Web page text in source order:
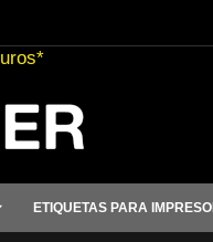
ETIQUETAS PARA